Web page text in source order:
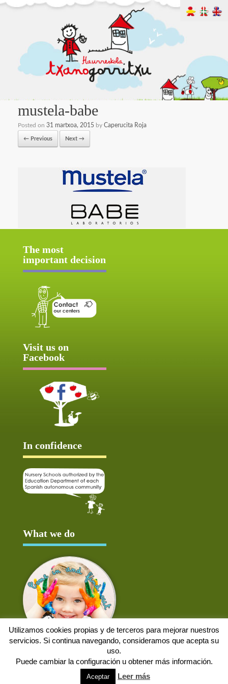
mustela-babe
Posted on 31 martxoa, 2015 by Caperucita Roja
← Previous Next →
The most
important decision
Visit us on
Facebook
In confidence
What we do
Utilizamos cookies propias y de terceros para mejorar nuestros
servicios. Si continua navegando, consideramos que acepta su
uso.
Puede cambiar la configuración u obtener más información.
Aceptar Leer más
Aviso Legal Política de cookies Protección de datos Solicitud de baja